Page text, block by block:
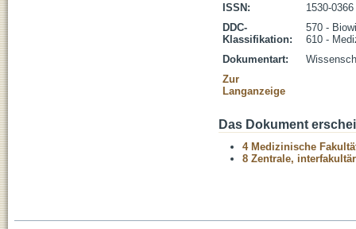
ISSN:
1530-0366
DDC-
Klassifikation:
570 -
610 -
Dokumentart:
Zur
Langanzeige
Das Dokument
4 Medizinische
8 Zentrale,